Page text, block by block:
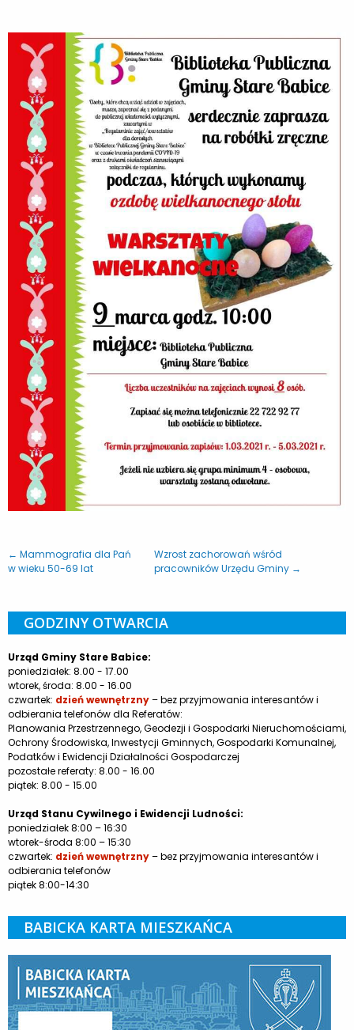
← Mammografia dla Pań
w wieku 50-69 lat
Wzrost zachorowań wśród
pracowników Urzędu Gminy →
GODZINY OTWARCIA
Urząd Gminy Stare Babice:
poniedziałek: 8.00 - 17.00
wtorek, środa: 8.00 - 16.00
czwartek: dzień wewnętrzny– bez przyjmowania interesantów i
odbierania telefonów dla Referatów:
Planowania Przestrzennego, Geodezji i Gospodarki Nieruchomościami,
Ochrony Środowiska, Inwestycji Gminnych, Gospodarki Komunalnej,
Podatków i Ewidencji Działalności Gospodarczej
pozostałe referaty: 8.00 - 16.00
piątek: 8.00 - 15.00
Urząd Stanu Cywilnego i Ewidencji Ludności:
poniedziałek 8:00 – 16:30
wtorek-środa 8:00 – 15:30
czwartek: dzień wewnętrzny– bez przyjmowania interesantów i
odbierania telefonów
piątek 8:00-14:30
BABICKA KARTA MIESZKAŃCA